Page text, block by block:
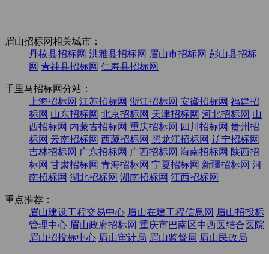
眉山招标网相关城市：
丹棱县招标网 洪雅县招标网 眉山市招标网 彭山县招标
网 青神县招标网 仁寿县招标网
千里马招标网分站：
上海招标网 江苏招标网 浙江招标网 安徽招标网 福建招
标网 山东招标网 北京招标网 天津招标网 河北招标网 山
西招标网 内蒙古招标网 重庆招标网 四川招标网 贵州招
标网 云南招标网 西藏招标网 黑龙江招标网 辽宁招标网
吉林招标网 广东招标网 广西招标网 海南招标网 陕西招
标网 甘肃招标网 青海招标网 宁夏招标网 新疆招标网 河
南招标网 湖北招标网 湖南招标网 江西招标网
重点推荐：
眉山建设工程交易中心 眉山在建工程信息网 眉山招投标
管理中心 眉山政府招标网 重庆市巴南区中西医结合医院
眉山招投标中心 眉山审计局 眉山监督局 眉山民政局